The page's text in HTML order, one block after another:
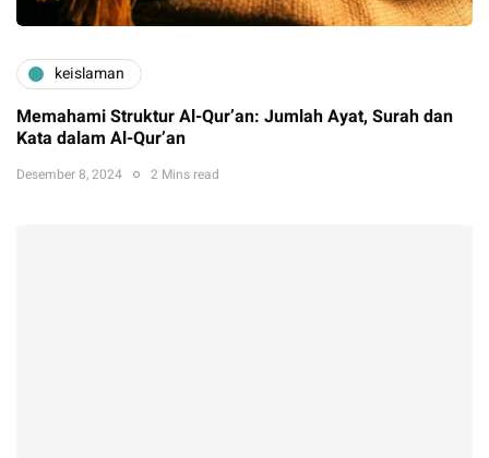
keislaman
Memahami Struktur Al-Qur’an: Jumlah Ayat, Surah dan
Kata dalam Al-Qur’an
Desember 8, 2024 2 Mins read